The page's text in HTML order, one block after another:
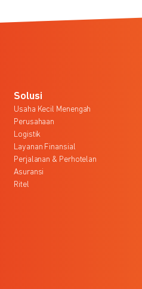
Solusi
Usaha Kecil Menengah
Perusahaan
Logistik
Layanan Finansial
Perjalanan & Perhotelan
Asuransi
Ritel